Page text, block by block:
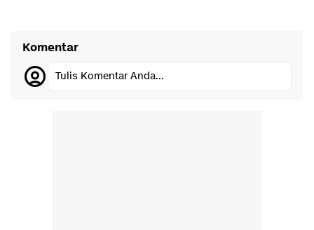
Komentar
Tulis Komentar Anda...